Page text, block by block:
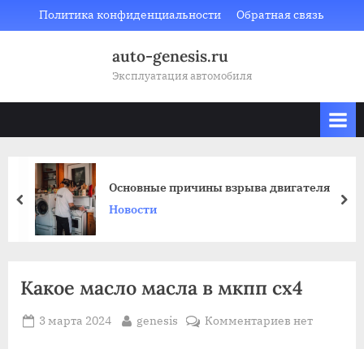
to
Политика конфиденциальности Обратная связь
auto-genesis.ru
Эксплуатация автомобиля
Основные причины взрыва двигателя
Новости
prev
Какое масло масла в мкпп сх4
Posted
3 марта 2024 By
genesis Комментариевкнет